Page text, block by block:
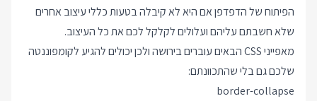
הפיתוח של הדפדפן אם היא לא קיבלה בטעות כללי עיצוב אחרים
שלא חשבתם עליהם ועלולים לקלקל לכם את כל העיצוב.
מאפייני CSS הבאים עוברים בירושה ולכן יכולים להגיע לקומפוננטה
שלכם גם בלי שהתכוונתם:
border-collapse